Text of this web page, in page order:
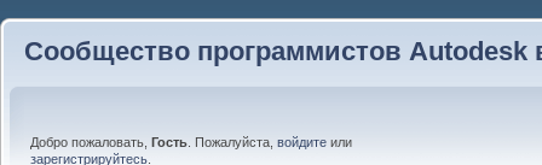
Сообщество программистов Autodesk
Добро пожаловать, Гость . Пожалуйста, войдите или
зарегистрируйтесь